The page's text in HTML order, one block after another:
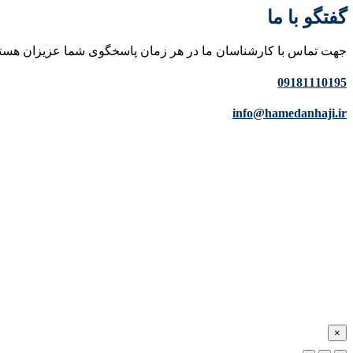
گفتگو با ما
جهت تماس با کارشناسان ما در هر زمان پاسخگوی شما عزیزان
09181110195
info@hamedanhaji.ir
×